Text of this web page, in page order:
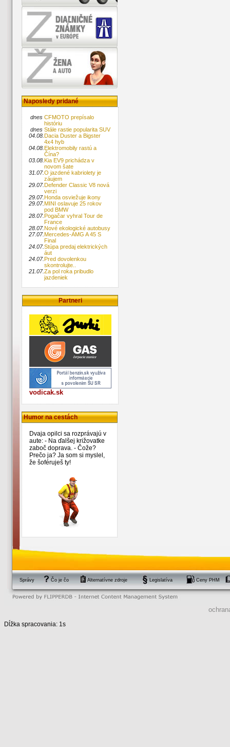
Naposledy pridané
dnes CFMOTO prepísalo
históriu
dnes Stále rastie popularita SUV
04.08.Dacia Duster a Bigster
4x4 hyb
04.08.Elektromobily rastú a
Čína?
03.08.Kia EV9 prichádza v
novom šate
31.07.O jazdené kabriolety je
záujem
29.07.Defender Classic V8 nová
verzi
29.07.Honda osviežuje ikony
29.07.MINI oslavuje 25 rokov
pod BMW
28.07.Pogačar vyhral Tour de
France
28.07.Nové ekologické autobusy
27.07.Mercedes-AMG A 45 S
Final
24.07.Stúpa predaj elektrických
áut
24.07.Pred dovolenkou
skontrolujte..
21.07.Za pol roka pribudlo
jazdeniek
Partneri
vodicak.sk
Humor na cestách
Dvaja opilci sa rozprávajú v
aute: - Na ďalšej križovatke
zaboč doprava. - Čože?
Prečo ja? Ja som si myslel,
že šoféruješ ty!
Správy Čo je čo Alternatívne zdroje Legislatíva Ceny PHM
Dĺžka spracovania: 1s